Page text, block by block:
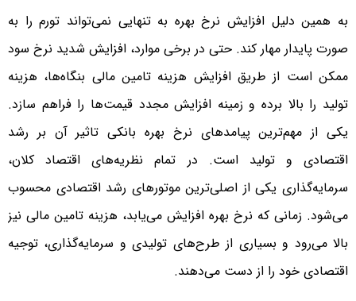
به همین دلیل افزایش نرخ بهره به تنهایی نمی‌تواند تورم را به
صورت پایدار مهار کند. حتی در برخی موارد، افزایش شدید نرخ سود
ممکن است از طریق افزایش هزینه تامین مالی بنگاه‌ها، هزینه
تولید را بالا برده و زمینه افزایش مجدد قیمت‌ها را فراهم سازد.
یکی از مهم‌ترین پیامدهای نرخ بهره بانکی تاثیر آن بر رشد
اقتصادی و تولید است. در تمام نظریه‌های اقتصاد کلان،
سرمایه‌گذاری یکی از اصلی‌ترین موتورهای رشد اقتصادی محسوب
می‌شود. زمانی که نرخ بهره افزایش می‌یابد، هزینه تامین مالی نیز
بالا می‌رود و بسیاری از طرح‌های تولیدی و سرمایه‌گذاری، توجیه
اقتصادی خود را از دست می‌دهند.